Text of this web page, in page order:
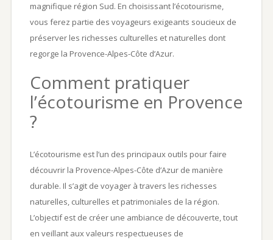
magnifique région Sud. En choisissant l’écotourisme,
vous ferez partie des voyageurs exigeants soucieux de
préserver les richesses culturelles et naturelles dont
regorge la Provence-Alpes-Côte d’Azur.
Comment pratiquer
l’écotourisme en Provence
?
L’écotourisme est l’un des principaux outils pour faire
découvrir la Provence-Alpes-Côte d’Azur de manière
durable. Il s’agit de voyager à travers les richesses
naturelles, culturelles et patrimoniales de la région.
L’objectif est de créer une ambiance de découverte, tout
en veillant aux valeurs respectueuses de